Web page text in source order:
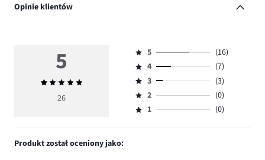
Opinie klientów
5
Średnia
ocena
26
Ocena
5,
ilość
głosów
16.
5
(16)
Ocena
4,
ilość
głosów
4
(7)
Ocena
3,
ilość
3
(3)
Ocena
2,
2
(0)
Ocena
1,
1 (0)
Produkt został oceniony jako: